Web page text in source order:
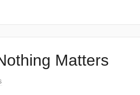
Matters